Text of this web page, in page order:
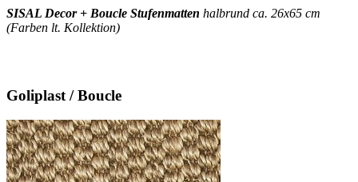
SISAL Decor + Boucle Stufenmatten halbrund ca. 26x65 cm
(Farben lt. Kollektion)
Goliplast / Boucle